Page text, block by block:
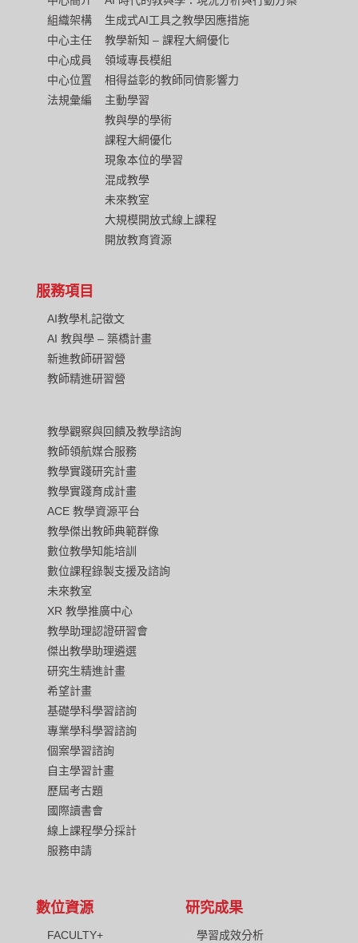
組織架構
中心主任
中心成員
中心位置
法規彙編
生成式AI工具之教學因應措施
教學新知 – 課程大綱優化
領域專長模組
相得益彰的教師同儕影響力
主動學習
教與學的學術
課程大綱優化
現象本位的學習
混成教學
未來教室
大規模開放式線上課程
開放教育資源
服務項目
AI教學札記徵文
AI 教與學 – 築橋計畫
新進教師研習營
教師精進研習營
教學觀察與回饋及教學諮詢
教師領航媒合服務
教學實踐研究計畫
教學實踐育成計畫
ACE 教學資源平台
教學傑出教師典範群像
數位教學知能培訓
數位課程錄製支援及諮詢
未來教室
XR 教學推廣中心
教學助理認證研習會
傑出教學助理遴選
研究生精進計畫
希望計畫
基礎學科學習諮詢
專業學科學習諮詢
個案學習諮詢
自主學習計畫
歷屆考古題
國際讀書會
線上課程學分採計
服務申請
數位資源
FACULTY+
研究成果
學習成效分析